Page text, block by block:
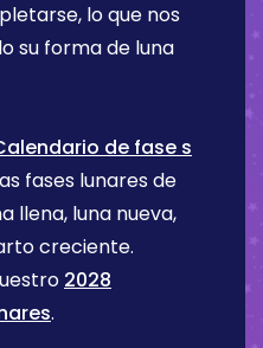
lo que nos
su forma de luna
de fase s
fases lunares de
llena, luna nueva,
creciente.
2028
.